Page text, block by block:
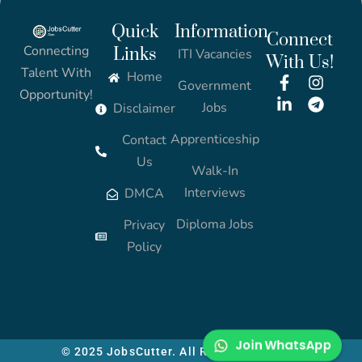
Connecting
Talent With
Opportunity!
Quick
Links
Home
Disclaimer
Contact
Us
DMCA
Privacy
Policy
Information
ITI Vacancies
Government
Jobs
Apprenticeship
Walk-In
Interviews
Diploma Jobs
Connect
With Us!
© 2025 JobsCutter. All Rights Reserved.
Join WhatsApp